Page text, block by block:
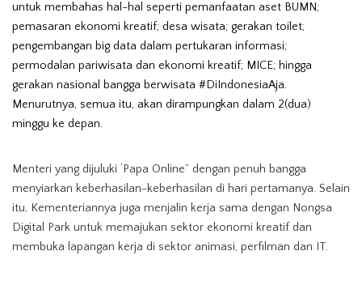
untuk membahas hal-hal seperti pemanfaatan aset BUMN;
pemasaran ekonomi kreatif; desa wisata; gerakan toilet;
pengembangan big data dalam pertukaran informasi;
permodalan pariwisata dan ekonomi kreatif; MICE; hingga
gerakan nasional bangga berwisata #DiIndonesiaAja.
Menurutnya, semua itu, akan dirampungkan dalam 2(dua)
minggu ke depan.
Menteri yang dijuluki ‘Papa Online” dengan penuh bangga
menyiarkan keberhasilan-keberhasilan di hari pertamanya. Selain
itu, Kementeriannya juga menjalin kerja sama dengan Nongsa
Digital Park untuk memajukan sektor ekonomi kreatif dan
membuka lapangan kerja di sektor animasi, perfilman dan IT.